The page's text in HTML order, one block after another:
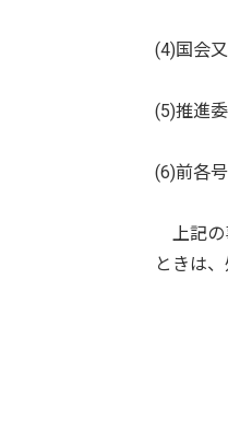
(4)国会
(5)推進
(6)前各
上記の
ときは